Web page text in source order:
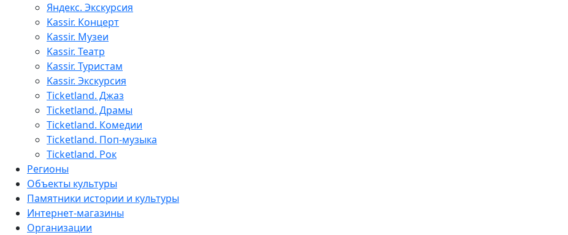
Яндекс. Экскурсия
Kassir. Концерт
Kassir. Музеи
Kassir. Театр
Kassir. Туристам
Kassir. Экскурсия
Ticketland. Джаз
Ticketland. Драмы
Ticketland. Комедии
Ticketland. Поп-музыка
Ticketland. Рок
Регионы
Объекты культуры
Памятники истории и культуры
Интернет-магазины
Организации